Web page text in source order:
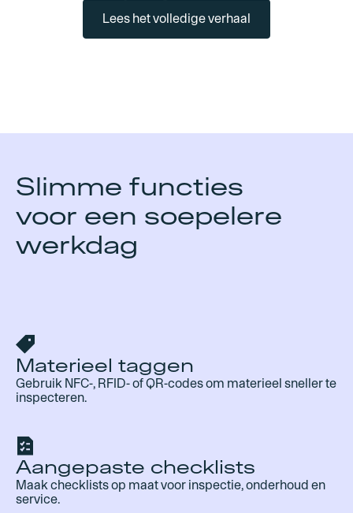
Lees het volledige verhaal
Slimme functies
voor een soepelere
werkdag
Materieel taggen
Gebruik NFC-, RFID- of QR-codes om materieel sneller te
inspecteren.
Aangepaste checklists
Maak checklists op maat voor inspectie, onderhoud en
service.